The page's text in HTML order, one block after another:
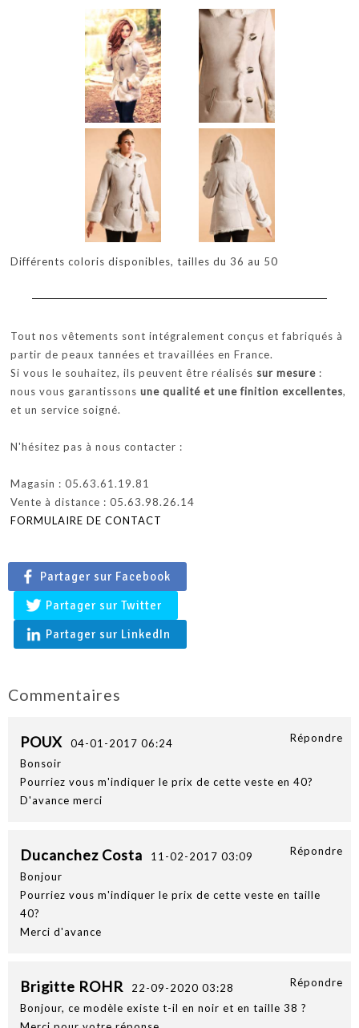
Différents coloris disponibles, tailles du 36 au 50
Tout nos vêtements sont intégralement conçus et fabriqués à
partir de peaux tannées et travaillées en France.
Si vous le souhaitez, ils peuvent être réalisés sur mesure :
nous vous garantissons une qualité et une finition excellentes,
et un service soigné.
N'hésitez pas à nous contacter :
Magasin : 05.63.61.19.81
Vente à distance : 05.63.98.26.14
FORMULAIRE DE CONTACT
Partager sur Facebook
Partager sur Twitter
Partager sur LinkedIn
Commentaires
POUX 04-01-2017 06:24
Répondre
Bonsoir
Pourriez vous m'indiquer le prix de cette veste en 40?
D'avance merci
Ducanchez Costa 11-02-2017 03:09
Répondre
Bonjour
Pourriez vous m'indiquer le prix de cette veste en taille
40?
Merci d'avance
Brigitte ROHR 22-09-2020 03:28
Répondre
Bonjour, ce modèle existe t-il en noir et en taille 38 ?